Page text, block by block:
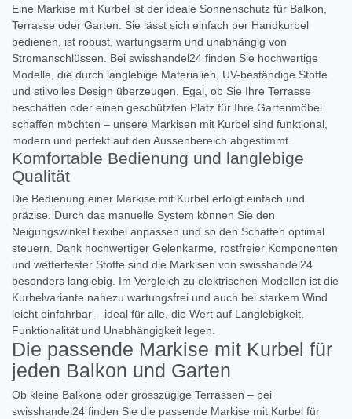
Eine Markise mit Kurbel ist der ideale Sonnenschutz für Balkon,
Terrasse oder Garten. Sie lässt sich einfach per Handkurbel
bedienen, ist robust, wartungsarm und unabhängig von
Stromanschlüssen. Bei swisshandel24 finden Sie hochwertige
Modelle, die durch langlebige Materialien, UV-beständige Stoffe
und stilvolles Design überzeugen. Egal, ob Sie Ihre Terrasse
beschatten oder einen geschützten Platz für Ihre Gartenmöbel
schaffen möchten – unsere Markisen mit Kurbel sind funktional,
modern und perfekt auf den Aussenbereich abgestimmt.
Komfortable Bedienung und langlebige
Qualität
Die Bedienung einer Markise mit Kurbel erfolgt einfach und
präzise. Durch das manuelle System können Sie den
Neigungswinkel flexibel anpassen und so den Schatten optimal
steuern. Dank hochwertiger Gelenkarme, rostfreier Komponenten
und wetterfester Stoffe sind die Markisen von swisshandel24
besonders langlebig. Im Vergleich zu elektrischen Modellen ist die
Kurbelvariante nahezu wartungsfrei und auch bei starkem Wind
leicht einfahrbar – ideal für alle, die Wert auf Langlebigkeit,
Funktionalität und Unabhängigkeit legen.
Die passende Markise mit Kurbel für
jeden Balkon und Garten
Ob kleine Balkone oder grosszügige Terrassen – bei
swisshandel24 finden Sie die passende Markise mit Kurbel für